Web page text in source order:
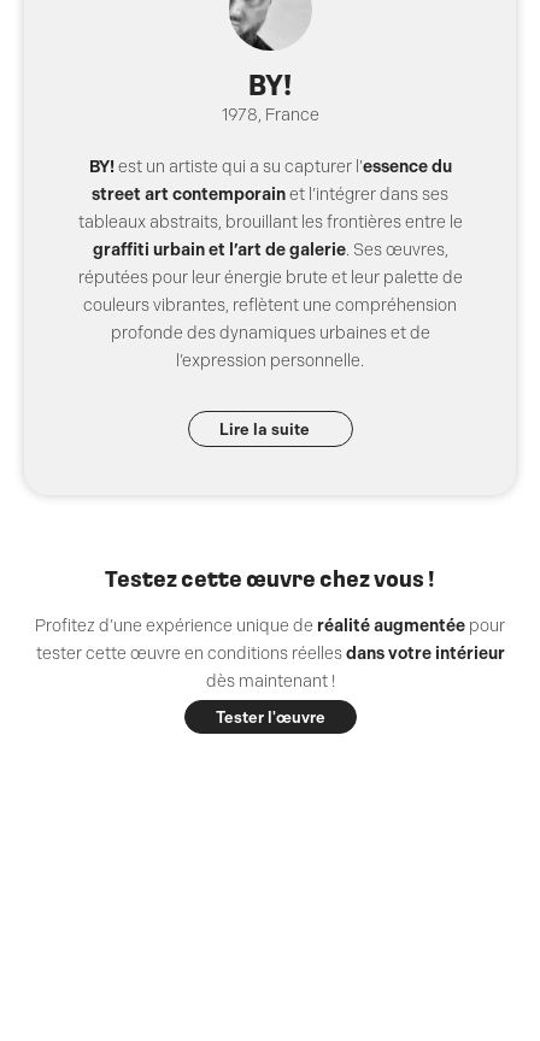
BY!
1978, France
BY! est un artiste qui a su capturer l’essence du
street art contemporainet l’intégrer dans ses
tableaux abstraits, brouillant les frontières entre le
graffiti urbain et l’art de galerie. Ses œuvres,
réputées pour leur énergie brute et leur palette de
couleurs vibrantes, reflètent une compréhension
profonde des dynamiques urbaines et de
l’expression personnelle.
Lire la suite
Testez cette œuvre chez vous !
Profitez d’une expérience unique de réalité augmentée pour
tester cette œuvre en conditions réellesdans votre intérieur
dès maintenant !
Tester l'œuvre